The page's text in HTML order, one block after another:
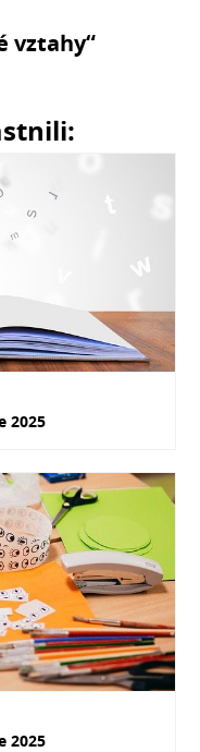
vztahy“
2025
2025